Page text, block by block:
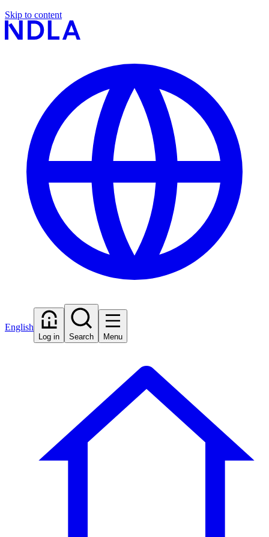
Skip to content
English
Log in Search Menu